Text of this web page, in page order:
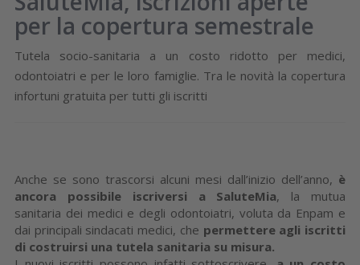
per la copertura semestrale
Tutela socio-sanitaria a un costo ridotto per medici,
odontoiatri e per le loro famiglie. Tra le novità la copertura
infortuni gratuita per tutti gli iscritti
Anche se sono trascorsi alcuni mesi dall’inizio dell’anno, è
ancora possibile iscriversi a SaluteMia, la mutua
sanitaria dei medici e degli odontoiatri, voluta da Enpam e
dai principali sindacati medici, che permettere agli iscritti
di costruirsi una tutela sanitaria su misura.